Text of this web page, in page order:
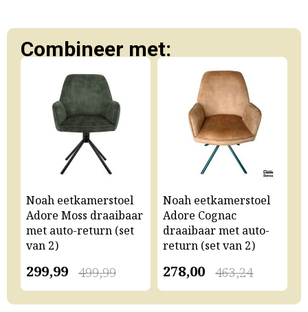
Combineer met:
Noah eetkamerstoel
Adore Moss draaibaar
met auto-return (set
van 2)
499,99
299,99
Noah eetkamerstoel
Adore Cognac
draaibaar met auto-
return (set van 2)
463,24
278,00